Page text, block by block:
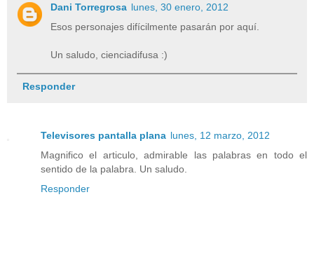
Dani Torregrosa lunes, 30 enero, 2012
Esos personajes difícilmente pasarán por aquí.
Un saludo, cienciadifusa :)
Responder
Televisores pantalla plana lunes, 12 marzo, 2012
Magnifico el articulo, admirable las palabras en todo el
sentido de la palabra. Un saludo.
Responder